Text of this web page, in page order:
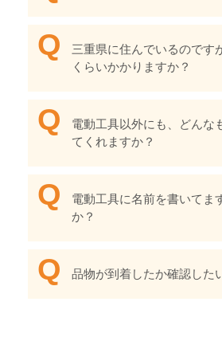
三重県に住んでいるのです
くらいかかりますか？
電動工具以外にも、どんな
てくれますか？
電動工具に名前を書いてま
か？
品物が到着したか確認した